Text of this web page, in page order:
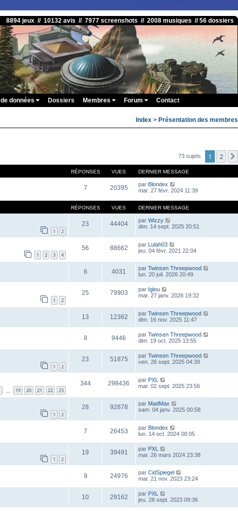
8894 jeux // 10132 avis // 7977 screenshots // 2008 musiques // 56 dossiers
données Dossiers Membres Forum Contact
Index > Présentation des membres
73 sujets 1 2
RÉPONSES VUES DERNIER MESSAGE
7 20395 par Blondex
mar. 27 févr. 2024 11:39
RÉPONSES VUES DERNIER MESSAGE
1 2
23 44404 par Wizzy
dim. 14 sept. 2025 20:51
1 2 3 4
56 88662 par Lulah03
jeu. 04 févr. 2021 22:04
6 4031 par Twinsen Threepwood
lun. 20 juil. 2026 20:49
1 2
25 79903 par Iglou
mar. 27 janv. 2026 19:32
13 12362 par Twinsen Threepwood
dim. 16 nov. 2025 11:47
8 9446 par Twinsen Threepwood
dim. 19 oct. 2025 13:55
1 2
23 51875 par Twinsen Threepwood
ven. 26 sept. 2025 04:39
19 20 21 22 23
344 298436 par PXL
mar. 02 sept. 2025 23:56
1 2
28 92878 par MadMax
sam. 04 janv. 2025 00:58
7 26453 par Blondex
lun. 14 oct. 2024 08:05
1 2
19 39491 par PXL
mar. 26 mars 2024 23:38
9 24976 par CidSpiegel
mar. 21 nov. 2023 23:24
10 29162 par PXL
jeu. 28 sept. 2023 09:36